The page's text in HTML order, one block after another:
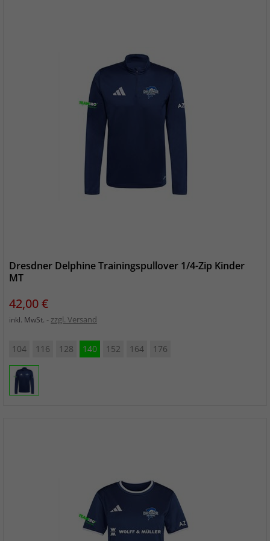
Dresdner Delphine Trainingspullover 1/4-Zip Kinder
MT
Preis
42,00 €
inkl. MwSt. zzgl. Versand
104 116 128 140 152 164 176